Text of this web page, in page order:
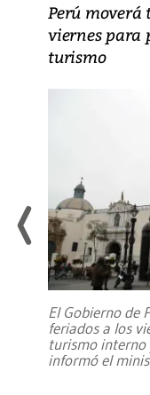
Perú moverá
viernes para
turismo
El Gobierno de
feriados a los
turismo
informó el